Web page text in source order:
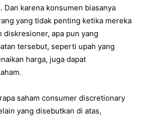
Dan karena konsumen biasanya
yang tidak penting ketika mereka
diskresioner, apa pun yang
tersebut, seperti upah yang
harga, juga dapat
saham consumer discretionary
yang disebutkan di atas,